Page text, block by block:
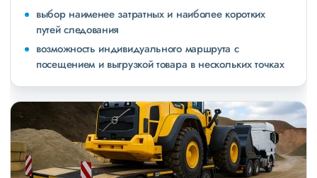
выбор наименее затратных и наиболее коротких
путей следования
возможность индивидуального маршрута с
посещением и выгрузкой товара в нескольких точках